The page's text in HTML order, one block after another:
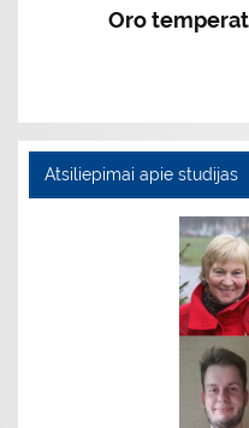
Oro
Atsiliepimai apie studijas